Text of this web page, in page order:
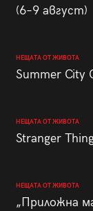
(6–9 август)
НЕЩАТА ОТ ЖИВОТА
Summer City
НЕЩАТА ОТ ЖИВОТА
Stranger
НЕЩАТА ОТ ЖИВОТА
„Приложна